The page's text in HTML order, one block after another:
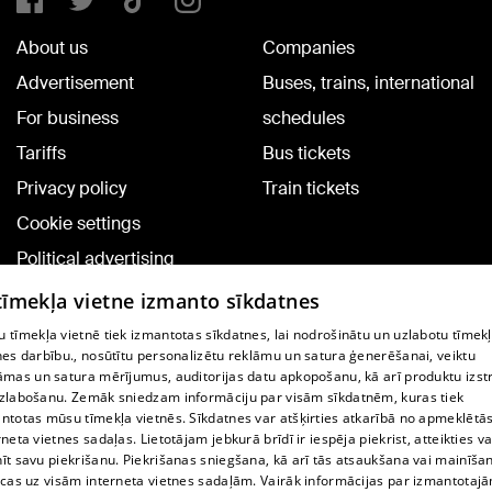
About us
Advertisement
For business
Tariffs
Privacy policy
Cookie settings
Political advertising
Cookie policy
Commenting terms
Companies
Buses, trains, international
schedules
Bus tickets
Train tickets
TV program
Contract rules
360 Ziņu kontakti
vietne izmanto sīkdatnes
tīmekļa vietnē tiek izmantotas sīkdatnes, lai nodrošinātu un uzlabotu
darbību., nosūtītu personalizētu reklāmu un satura ģenerēšanai, veiktu
un satura mērījumus, auditorijas datu apkopošanu, kā arī produktu
Zemāk sniedzam informāciju par visām sīkdatnēm, kuras tiek
mūsu tīmekļa vietnēs. Sīkdatnes var atšķirties atkarībā no
vietnes sadaļas. Lietotājam jebkurā brīdī ir iespēja piekrist, atteikties
savu piekrišanu. Piekrišanas sniegšana, kā arī tās atsaukšana vai
uz visām interneta vietnes sadaļām. Vairāk informācijas par